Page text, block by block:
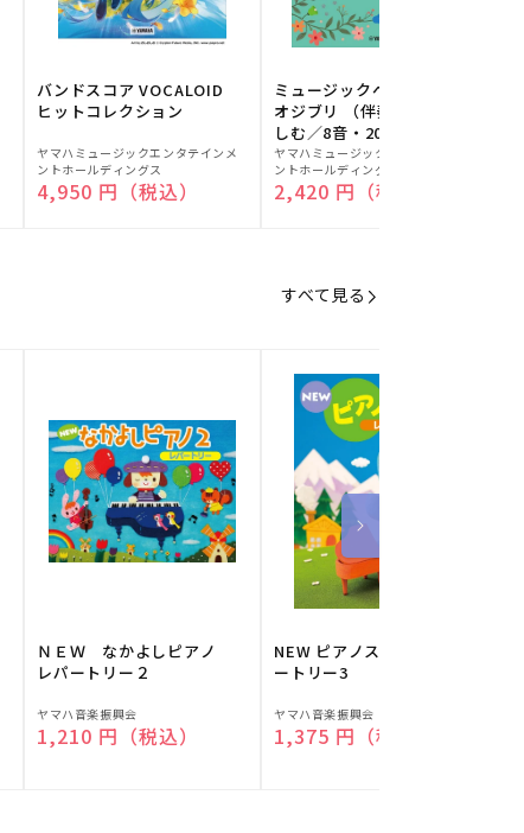
バンドスコア VOCALOID
ヒットコレクション
販
売
元:
ヤマハミュージックエンタテインメ
ントホールディングス
通常価格
4,950 円（税込）
ミュージックベルでスタジ
オジブリ （伴奏音源と楽
しむ／8音・20音ベル対応
／ドレミふりがな付）
販
売
元:
ヤマハミュージックエンタテインメ
ントホールディングス
通常価格
2,420 円（税込）
すべて見る
ＮＥＷ なかよしピアノ
レパートリー２
販
売
ヤマハ音楽振興会
通常価格
1,210 円（税込）
NEW ピアノスタディ レパ
ートリー3
販
売
ヤマハ音楽振興会
通常価格
1,375 円（税込）